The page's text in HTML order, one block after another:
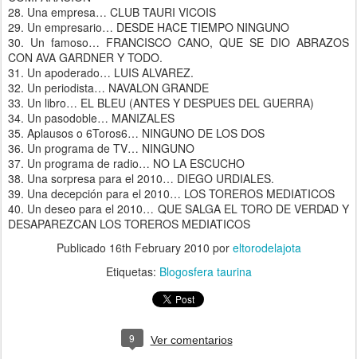
28. Una empresa… CLUB TAURI VICOIS
29. Un empresario… DESDE HACE TIEMPO NINGUNO
30. Un famoso… FRANCISCO CANO, QUE SE DIO ABRAZOS
CON AVA GARDNER Y TODO.
31. Un apoderado… LUIS ALVAREZ.
32. Un periodista… NAVALON GRANDE
33. Un libro… EL BLEU (ANTES Y DESPUES DEL GUERRA)
34. Un pasodoble… MANIZALES
35. Aplausos o 6Toros6… NINGUNO DE LOS DOS
36. Un programa de TV… NINGUNO
37. Un programa de radio… NO LA ESCUCHO
38. Una sorpresa para el 2010… DIEGO URDIALES.
39. Una decepción para el 2010… LOS TOREROS MEDIATICOS
40. Un deseo para el 2010… QUE SALGA EL TORO DE VERDAD Y
DESAPAREZCAN LOS TOREROS MEDIATICOS
Publicado 16th February 2010 por eltorodelajota
Etiquetas: Blogosfera taurina
9 Ver comentarios